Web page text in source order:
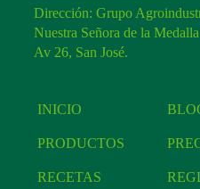
Dirección: Grupo
Nuestra Señora de la
Av 26, San José.
INICIO
PRODUCTOS
RECETAS